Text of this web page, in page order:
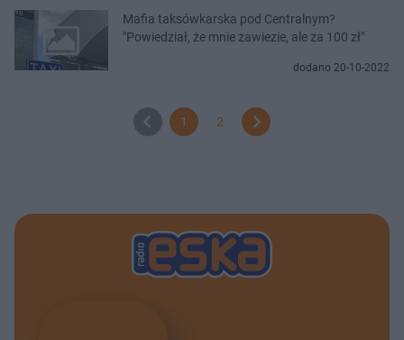
Mafia taksówkarska pod Centralnym?
"Powiedział, że mnie zawiezie, ale za 100 zł"
dodano 20-10-2022
1 2